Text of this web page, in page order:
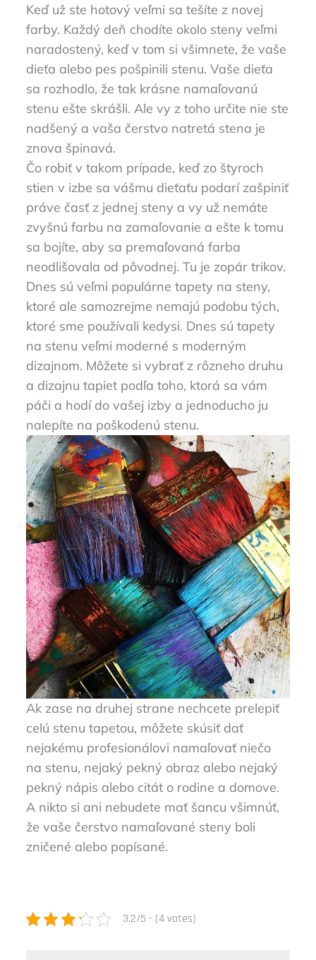
Keď už ste hotový veľmi sa tešíte z novej
farby. Každý deň chodíte okolo steny veľmi
naradostený, keď v tom si všimnete, že vaše
dieťa alebo pes pošpinili stenu. Vaše dieťa
sa rozhodlo, že tak krásne namaľovanú
stenu ešte skrášli. Ale vy z toho určite nie ste
nadšený a vaša čerstvo natretá stena je
znova špinavá.
Čo robiť v takom prípade, keď zo štyroch
stien v izbe sa vášmu dieťaťu podarí zašpiniť
práve časť z jednej steny a vy už nemáte
zvyšnú farbu na zamaľovanie a ešte k tomu
sa bojíte, aby sa premaľovaná farba
neodlišovala od pôvodnej. Tu je zopár trikov.
Dnes sú veľmi populárne tapety na steny,
ktoré ale samozrejme nemajú podobu tých,
ktoré sme používali kedysi. Dnes sú tapety
na stenu veľmi moderné s moderným
dizajnom. Môžete si vybrať z rôzneho druhu
a dizajnu tapiet podľa toho, ktorá sa vám
páči a hodí do vašej izby a jednoducho ju
nalepíte na poškodenú stenu.
Ak zase na druhej strane nechcete prelepiť
celú stenu tapetou, môžete skúsiť dať
nejakému profesionálovi namaľovať niečo
na stenu, nejaký pekný obraz alebo nejaký
pekný nápis alebo citát o rodine a domove.
A nikto si ani nebudete mať šancu všimnúť,
že vaše čerstvo namaľované steny boli
zničené alebo popísané.
3.2/5 - (4 votes)